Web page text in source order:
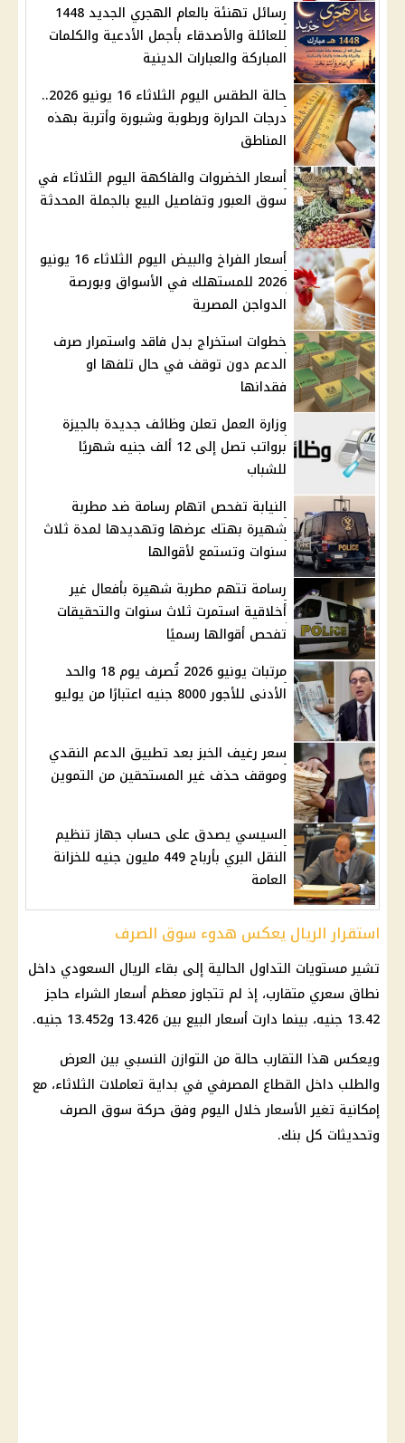
رسائل تهنئة بالعام الهجري الجديد 1448
للعائلة والأصدقاء بأجمل الأدعية والكلمات
المباركة والعبارات الدينية
حالة الطقس اليوم الثلاثاء 16 يونيو 2026..
درجات الحرارة ورطوبة وشبورة وأتربة بهذه
المناطق
أسعار الخضروات والفاكهة اليوم الثلاثاء في
سوق العبور وتفاصيل البيع بالجملة المحدثة
أسعار الفراخ والبيض اليوم الثلاثاء 16 يونيو
2026 للمستهلك في الأسواق وبورصة
الدواجن المصرية
خطوات استخراج بدل فاقد واستمرار صرف
الدعم دون توقف في حال تلفها او
فقدانها
وزارة العمل تعلن وظائف جديدة بالجيزة
برواتب تصل إلى 12 ألف جنيه شهريًا
للشباب
النيابة تفحص اتهام رسامة ضد مطربة
شهيرة بهتك عرضها وتهديدها لمدة ثلاث
سنوات وتستمع لأقوالها
رسامة تتهم مطربة شهيرة بأفعال غير
أخلاقية استمرت ثلاث سنوات والتحقيقات
تفحص أقوالها رسميًا
مرتبات يونيو 2026 تُصرف يوم 18 والحد
الأدنى للأجور 8000 جنيه اعتبارًا من يوليو
سعر رغيف الخبز بعد تطبيق الدعم النقدي
وموقف حذف غير المستحقين من التموين
السيسي يصدق على حساب جهاز تنظيم
النقل البري بأرباح 449 مليون جنيه للخزانة
العامة
استقرار الريال يعكس هدوء سوق الصرف
تشير مستويات التداول الحالية إلى بقاء الريال السعودي داخل
نطاق سعري متقارب، إذ لم تتجاوز معظم أسعار الشراء حاجز
13.42 جنيه، بينما دارت أسعار البيع بين 13.426 و13.452 جنيه.
ويعكس هذا التقارب حالة من التوازن النسبي بين العرض
والطلب داخل القطاع المصرفي في بداية تعاملات الثلاثاء، مع
إمكانية تغير الأسعار خلال اليوم وفق حركة سوق الصرف
وتحديثات كل بنك.